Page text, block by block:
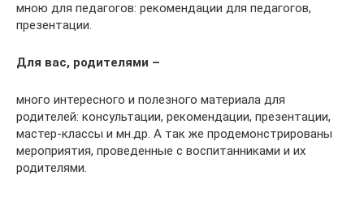
мною для педагогов: рекомендации для педагогов,
презентации.
Для вас, родителями –
много интересного и полезного материала для
родителей: консультации, рекомендации, презентации,
мастер-классы и мн.др. А так же продемонстрированы
мероприятия, проведенные с воспитанниками и их
родителями.